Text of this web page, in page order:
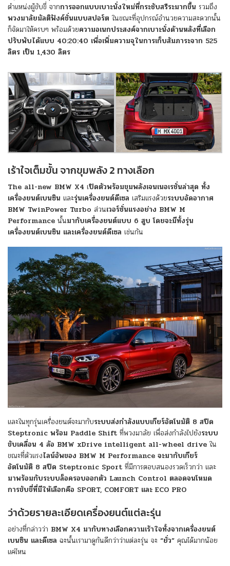
ตำแหน่งผู้ขับขี่ จากการออกแบบเบาะนั่งใหม่ที่กระชับสรีระมากขึ้น รวมถึง
พวงมาลัยมัลติฟังค์ชั่นแบบสปอร์ต ในขณะที่อุปกรณ์อำนวยความสะดวกนั้น
ก็จัดมาให้ครบๆ พร้อมด้วยความอเนกประสงค์จากเบาะนั่งด้านหลังที่เลือก
ปรับพับได้แบบ 40:20:40 เพื่อเพิ่มความจุในการเก็บสัมภาระจาก 525
ลิตร เป็น 1,430 ลิตร
เร้าใจเต็มขั้น จากขุมพลัง 2 ทางเลือก
The all-new BMW X4 เปิดตัวพร้อมขุมพลังเจนเนอเรชั่นล่าสุด ทั้ง
เครื่องยนต์เบนซิน และรุ่นเครื่องยนต์ดีเซล เสริมแรงด้วยระบบอัดอากาศ
BMW TwinPower Turbo ส่วนเวอร์ชั่นแรงอย่าง BMW M
Performance นั้นมากับเครื่องยนต์แบบ 6 สูบ โดยจะมีทั้งรุ่น
เครื่องยนต์เบนซิน และเครื่องยนต์ดีเซล เช่นกัน
และในทุกรุ่นเครื่องยนต์จะมากับระบบส่งกำลังแบบเกียร์อัตโนมัติ 8 สปีด
Steptronic พร้อม Paddle Shift ที่พวงมาลัย เพื่อส่งกำลังไปยังระบบ
ขับเคลื่อน 4 ล้อ BMW xDrive intelligent all-wheel drive ใน
ขณะที่ตัวแรงไลน์อัพของ BMW M Performance จะมากับเกียร์
อัตโนมัติ 8 สปีด Steptronic Sport ที่มีการตอบสนองรวดเร็วกว่า และ
มาพร้อมกับระบบล็อครอบออกตัว Launch Control ตลอดจนโหมด
การขับขี่ที่มีให้เลือกคือ SPORT, COMFORT และ ECO PRO
ว่าด้วยรายละเอียดเครื่องยนต์แต่ละรุ่น
อย่างที่กล่าวว่า BMW X4 มากับทางเลือกความเร้าใจทั้งจากเครื่องยนต์
เบนซิน และดีเซล ฉะนั้นเรามาดูกันดีกว่าว่าแต่ละรุ่น จะ “ยั่ว” คุณได้มากน้อย
แค่ไหน